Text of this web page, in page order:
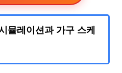
뮬레이션과 가구 스케